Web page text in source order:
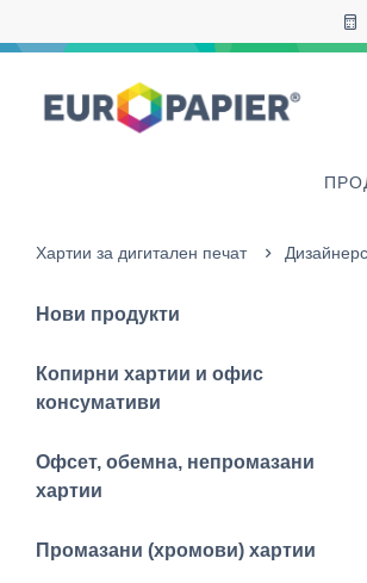
Хартии за дигитален печат
Нови продукти
Копирни хартии и офис
консумативи
Офсет, обемна, непромазани
хартии
Промазани (хромови) хартии